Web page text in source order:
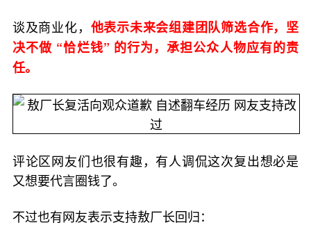
谈及商业化， 他表示未来会组建团队筛选合作，坚
决不做 “恰烂钱” 的行为，承担公众人物应有的责
任。
评论区网友们也很有趣，有人调侃这次复出想必是
又想要代言圈钱了。
不过也有网友表示支持敖厂长回归：